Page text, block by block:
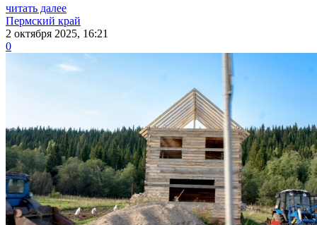
читать далее
Пермский край
2 октября 2025, 16:21
0